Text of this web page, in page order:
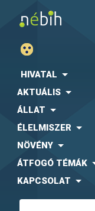
HIVATAL
AKTUÁLIS
ÁLLAT
ÉLELMISZER
NÖVÉNY
ÁTFOGÓ TÉMÁK
KAPCSOLAT